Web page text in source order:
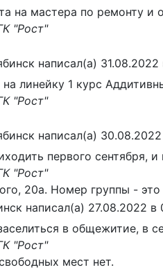
на мастера по ремонту
"Рост"
написал(а) 31.08.2022
линейку 1 курс
"Рост"
написал(а) 30.08.2022
первого сентября,
"Рост"
20а. Номер группы -
написал(а) 27.08.2022 в
в общежитие, в
"Рост"
мест нет.